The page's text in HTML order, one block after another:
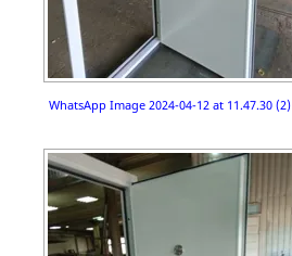
WhatsApp Image 2024-04-12 at 11.47.30 (2)